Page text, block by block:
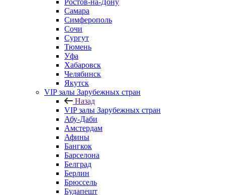
Ростов-на-Дону
Самара
Симферополь
Сочи
Сургут
Тюмень
Уфа
Хабаровск
Челябинск
Якутск
VIP залы Зарубежных стран
Назад
VIP залы Зарубежных стран
Абу-Даби
Амстердам
Афины
Бангкок
Барселона
Белград
Берлин
Брюссель
Будапешт